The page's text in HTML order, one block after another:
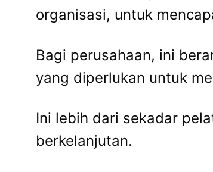
organisasi, untuk
Bagi perusahaan, ini
yang diperlukan untuk
Ini lebih dari sekadar
berkelanjutan.